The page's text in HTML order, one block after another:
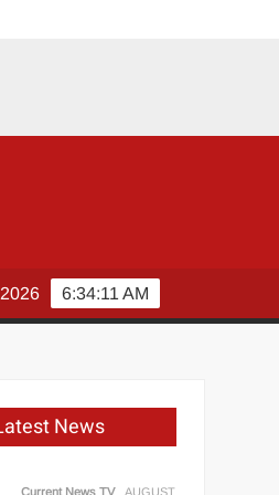
आमंत्रण मिलने पर रेणुका गोस्वामी को दी बधाई
6:34:11 AM
News
Current News TV
AUGUST